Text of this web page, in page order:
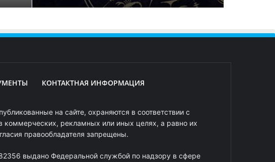
КОНТАКТНАЯ ИНФОРМАЦИЯ
на сайте, охраняются в соответствии с
коммерческих, рекламных или иных целях, а равно их
правообладателя запрещены.
выдано Федеральной службой по надзору в сфере